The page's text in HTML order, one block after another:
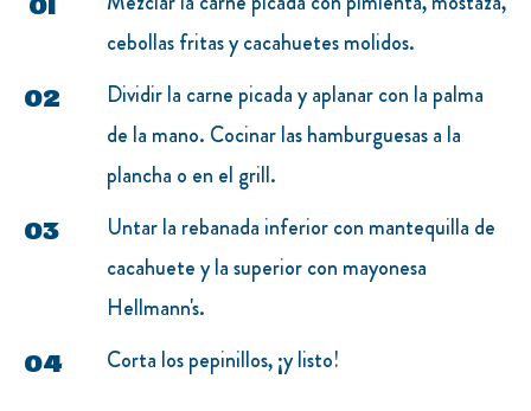
cebollas fritas y cacahuetes molidos.
Dividir la carne picada y aplanar con la palma
de la mano. Cocinar las hamburguesas a la
plancha o en el grill.
Untar la rebanada inferior con mantequilla de
cacahuete y la superior con mayonesa
Hellmann's.
Corta los pepinillos, ¡y listo!